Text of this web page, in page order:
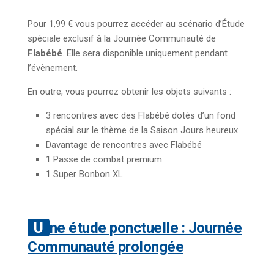
Pour 1,99 € vous pourrez accéder au scénario d’Étude
spéciale exclusif à la Journée Communauté de
Flabébé. Elle sera disponible uniquement pendant
l’évènement.
En outre, vous pourrez obtenir les objets suivants :
3 rencontres avec des Flabébé dotés d’un fond
spécial sur le thème de la Saison Jours heureux
Davantage de rencontres avec Flabébé
1 Passe de combat premium
1 Super Bonbon XL
Une étude ponctuelle : Journée
Communauté prolongée